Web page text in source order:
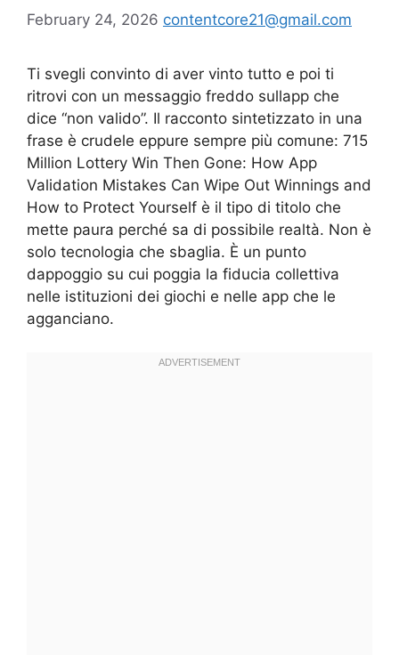
February 24, 2026 contentcore21@gmail.com
Ti svegli convinto di aver vinto tutto e poi ti
ritrovi con un messaggio freddo sullapp che
dice “non valido”. Il racconto sintetizzato in una
frase è crudele eppure sempre più comune: 715
Million Lottery Win Then Gone: How App
Validation Mistakes Can Wipe Out Winnings and
How to Protect Yourself è il tipo di titolo che
mette paura perché sa di possibile realtà. Non è
solo tecnologia che sbaglia. È un punto
dappoggio su cui poggia la fiducia collettiva
nelle istituzioni dei giochi e nelle app che le
agganciano.